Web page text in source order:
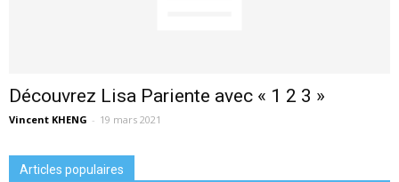
Découvrez Lisa Pariente avec « 1 2 3 »
Vincent KHENG - 19 mars 2021
Articles populaires